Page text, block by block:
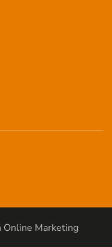
Online Marketing